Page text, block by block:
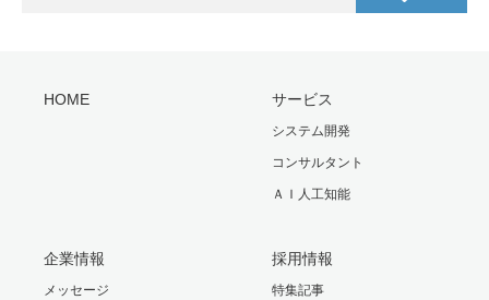
HOME サービス
システム開発
コンサルタント
ＡＩ人工知能
企業情報
メッセージ
採用情報
特集記事